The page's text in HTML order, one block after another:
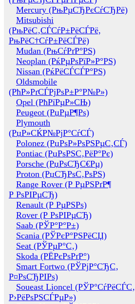
Mercury (РњРµСЂРєСѓСЂРё)
Mitsubishi
(РњРёС‚СЃСѓР±РёСЃРё,
РњРёС†СѓР±РёСЃРё)
Mudan (РњСѓРґР°РЅ)
Neoplan (РќРµРѕРїР»Р°РЅ)
Nissan (РќРёСЃСЃР°РЅ)
Oldsmobile
(РћР»РґСЃРјРѕР±Р°Р№Р»)
Opel (РћРїРµР»СЊ)
Peugeot (РџРµР¶Рѕ)
Plymouth
(РџР»СЌР№РјР°СѓСЃ)
Polonez (РџРѕР»РѕРЅРµС‚СЃ)
Pontiac (РџРѕРЅС‚РёР°Рє)
Porsche (РџРѕСЂС€Рµ)
Proton (РџСЂРѕС‚РѕРЅ)
Range Rover (Р РµРЅРґР¶
Р РѕРІРµСЂ)
Renault (Р РµРЅРѕ)
Rover (Р РѕРІРµСЂ)
Saab (РЎР°Р°Р±)
Scania (РЎРєР°РЅРёСЏ)
Seat (РЎРµР°С‚)
Skoda (РЁРєРѕРґР°)
Smart Fortwo (РЎРјР°СЂС‚
Р¤РѕСЂРІРѕ)
Soueast Lioncel (РЎР°СѓРёСЃС‚
Р›РёРѕРЅСЃРµР»)